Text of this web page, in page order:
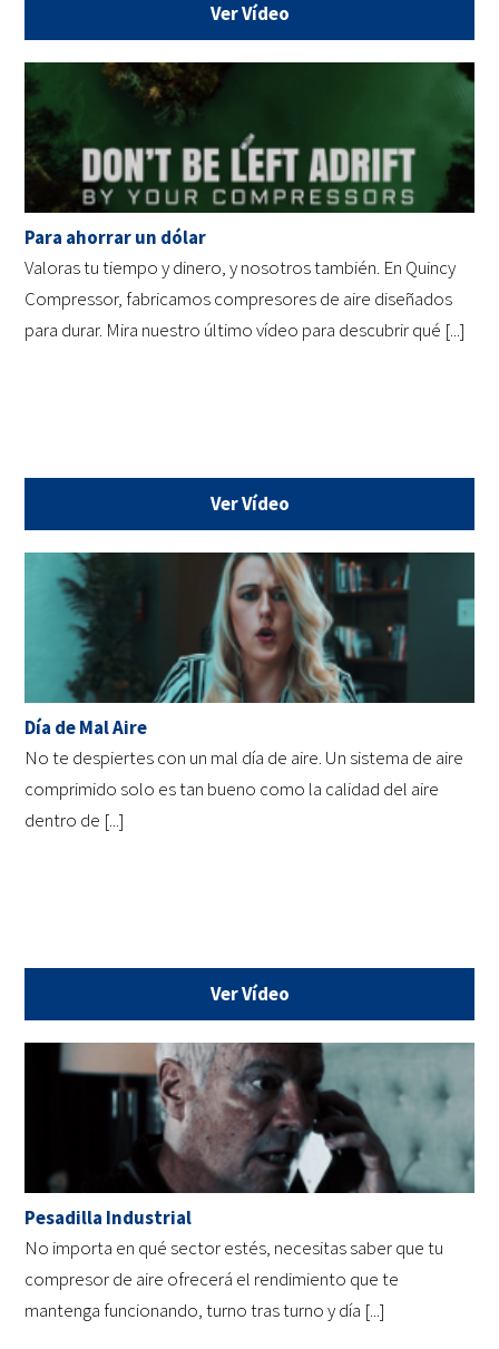
Ver Vídeo
Para ahorrar un dólar
Valoras tu tiempo y dinero, y nosotros también. En Quincy
Compressor, fabricamos compresores de aire diseñados
para durar. Mira nuestro último vídeo para descubrir qué [...]
Ver Vídeo
Día de Mal Aire
No te despiertes con un mal día de aire. Un sistema de aire
comprimido solo es tan bueno como la calidad del aire
dentro de [...]
Ver Vídeo
Pesadilla Industrial
No importa en qué sector estés, necesitas saber que tu
compresor de aire ofrecerá el rendimiento que te
mantenga funcionando, turno tras turno y día [...]